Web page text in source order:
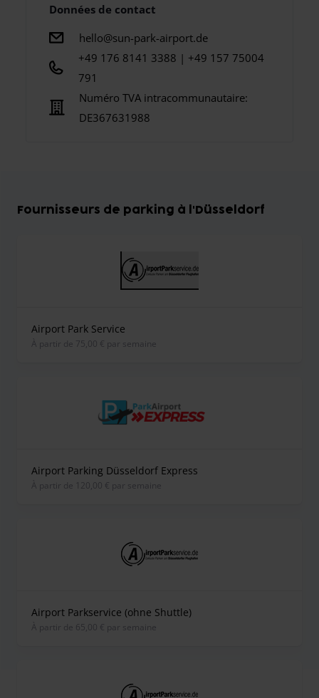
Données de contact
hello@sun-park-airport.de
+49 176 8141 3388 | +49 157 75004
791
Numéro TVA intracommunautaire:
DE367631988
Fournisseurs de parking à l'Düsseldorf
Airport Park Service
À partir de 75,00 € par semaine
Airport Parking Düsseldorf Express
À partir de 120,00 € par semaine
Airport Parkservice (ohne Shuttle)
À partir de 65,00 € par semaine